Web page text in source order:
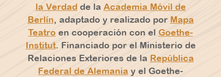
la Verdad de la Academia Móvil de
Berlín, adaptado y realizado por Mapa
Teatro en cooperación con el Goethe-
Institut. Financiado por el Ministerio de
Relaciones Exteriores de la República
Federal de Alemania y el Goethe-